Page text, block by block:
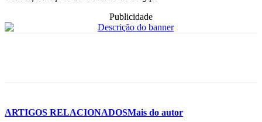
Publicidade
ARTIGOS RELACIONADOSMais do autor